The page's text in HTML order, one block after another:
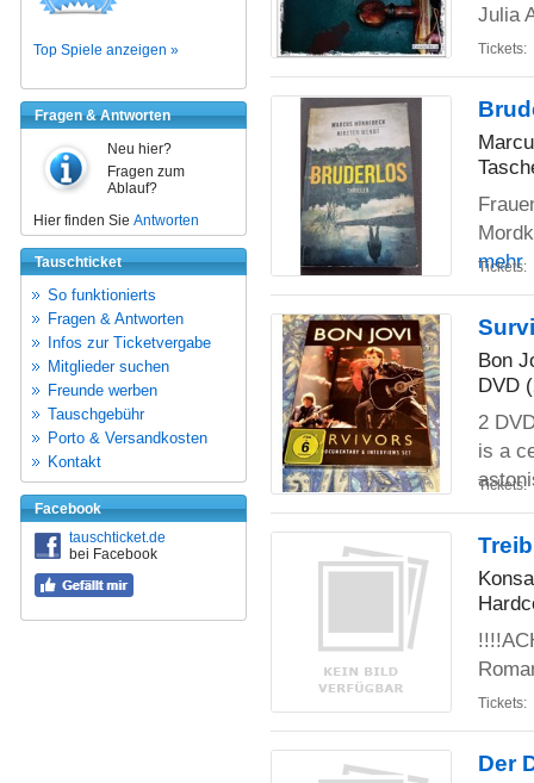
Top Spiele anzeigen »
Fragen & Antworten
Neu hier?
Fragen zum
Ablauf?
Hier finden Sie Antworten
Tauschticket
So funktionierts
Fragen & Antworten
Infos zur Ticketvergabe
Mitglieder suchen
Freunde werben
Tauschgebühr
Porto & Versandkosten
Kontakt
Facebook
tauschticket.de
bei Facebook
Julia
Tickets:
mehr
Tickets:
Bon
DVD
2
is a
Tickets:
Tickets:
Der